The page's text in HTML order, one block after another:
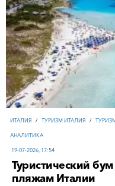
ИТАЛИЯ / ТУРИЗМ ИТАЛИЯ /
АНАЛИТИКА
19-07-2026, 17:54
Туристический
пляжам Италии